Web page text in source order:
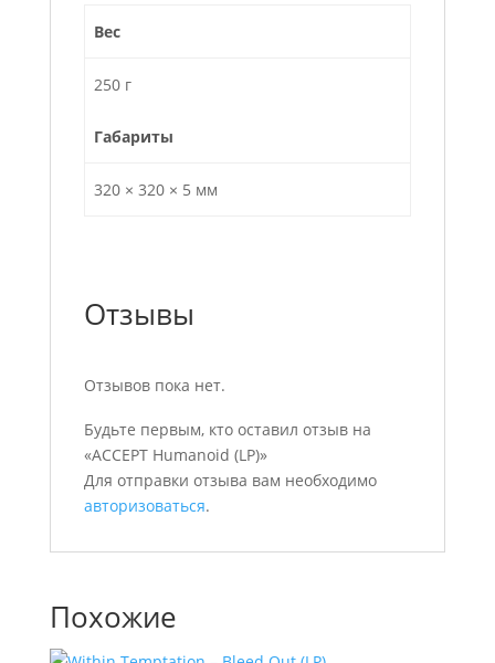
Вес
250 г
Габариты
320 × 320 × 5 мм
Отзывы
Отзывов пока нет.
Будьте первым, кто оставил отзыв на
«ACCEPT Humanoid (LP)»
Для отправки отзыва вам необходимо
авторизоваться.
Похожие